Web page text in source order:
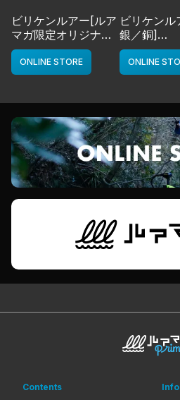
遠くのフィーディングスポット
ロングキャスト性能を誇る。
「トップウォーターゲームの永
ビリケンルアー[ルア
マガ限定オリジナル
カラー／LMチャー
ト]
deps
ONLINE STORE
ビリケンル
銀／銅]
deps
ONLINE
Contents